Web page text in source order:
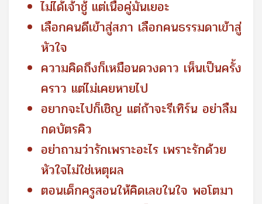
ไม่ได้เจ้าชู้ แต่เนื้อคู่มันเยอะ
เลือกคนดีเข้าสู่สภา เลือกคนธรรมดาเข้าสู่
หัวใจ
ความคิดถึงก็เหมือนดวงดาว เห็นเป็นครั้ง
คราว แต่ไม่เคยหายไป
อยากจะไปก็เชิญ แต่ถ้าจะรีเทิร์น อย่าลืม
กดบัตรคิว
อย่าถามว่ารักเพราะอะไร เพราะรักด้วย
หัวใจไม่ใช่เหตุผล
ตอนเด็กครูสอนให้คิดเลขในใจ พอโตมา